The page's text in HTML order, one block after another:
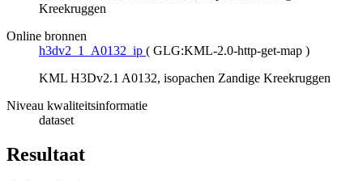
Kreekruggen
Online bronnen
h3dv2_1_A0132_ip ( GLG:KML-2.0-http-get-map )
KML H3Dv2.1 A0132, isopachen Zandige Kreekruggen
Niveau kwaliteitsinformatie
dataset
Resultaat